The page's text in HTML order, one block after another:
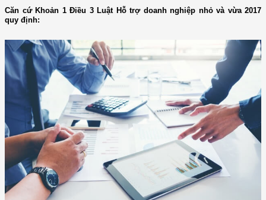
Căn cứ Khoản 1 Điều 3 Luật Hỗ trợ doanh nghiệp nhỏ và vừa 2017
quy định: